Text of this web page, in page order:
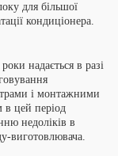
для більшої
кондиціонера.
надається в разі
і монтажними
в цей період
недоліків в
виготовлювача.